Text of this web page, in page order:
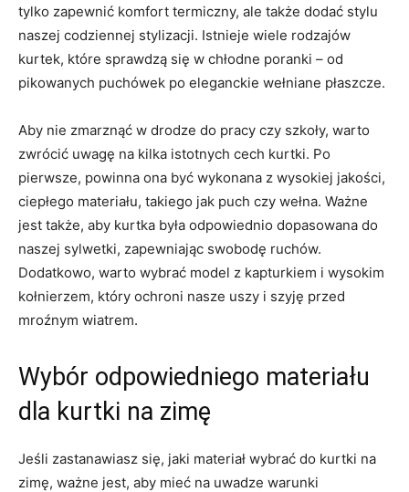
tylko zapewnić komfort termiczny, ale także dodać stylu
naszej codziennej stylizacji. Istnieje wiele rodzajów
kurtek, które sprawdzą się w chłodne poranki – od
pikowanych puchówek po eleganckie wełniane płaszcze.
Aby nie zmarznąć w drodze do pracy czy szkoły, warto
zwrócić uwagę na kilka istotnych cech kurtki. Po
pierwsze, powinna ona być wykonana z wysokiej jakości,
ciepłego materiału, takiego jak puch czy wełna. Ważne
jest także, aby kurtka była odpowiednio dopasowana do
naszej sylwetki, zapewniając swobodę ruchów.
Dodatkowo, warto wybrać model z kapturkiem i wysokim
kołnierzem, który ochroni nasze uszy i szyję przed
mroźnym wiatrem.
Wybór odpowiedniego materiału
dla kurtki na zimę
Jeśli zastanawiasz się, jaki materiał wybrać do kurtki na
zimę, ważne jest, aby mieć na uwadze warunki